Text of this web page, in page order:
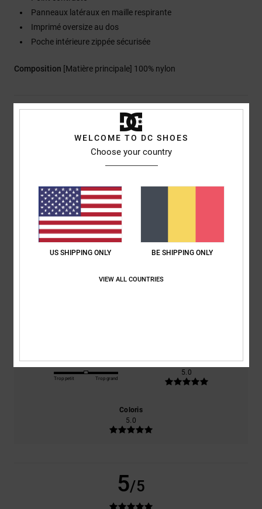
Panneaux latéraux en maille respirante
Imprimé oversize au dos
Poche intérieure zippée sécurisée
Composition [Matière principale] 100% nylon
Note moyenne
5.0
100% de nos clients recommandent ce produit
Taille
Trop petit Trop grand
Matière
5.0
Coloris
5.0
5/5
WELCOME TO DC SHOES
Choose your country
US SHIPPING ONLY BE SHIPPING ONLY
VIEW ALL COUNTRIES